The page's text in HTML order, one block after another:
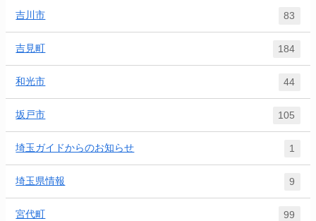
吉川市 83
吉見町 184
和光市 44
坂戸市 105
埼玉ガイドからのお知らせ 1
埼玉県情報 9
宮代町 99